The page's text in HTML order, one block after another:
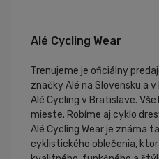
Alé Cycling Wear
Trenujeme je oficiálny
značky Alé na Slovensku a
Alé Cycling v Bratislave.
mieste. Robíme aj cyklo
Alé Cycling Wear je známa
cyklistického oblečenia,